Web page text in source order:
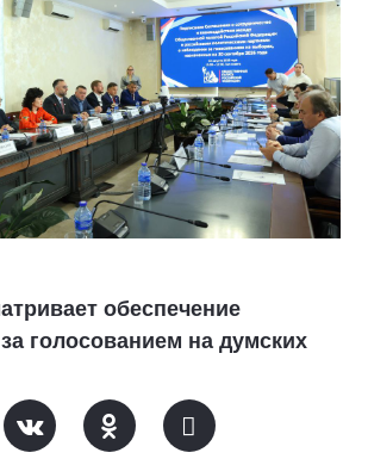
обеспечение
голосованием на думских